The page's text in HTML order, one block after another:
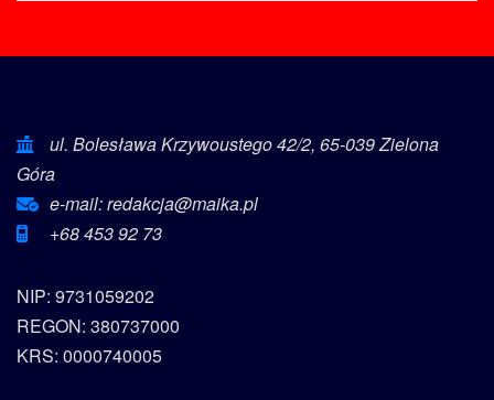
ul. Bolesława Krzywoustego 42/2, 65-039 Zielona
Góra
e-mail: redakcja@maika.pl
+68 453 92 73
NIP: 9731059202
REGON: 380737000
KRS: 0000740005